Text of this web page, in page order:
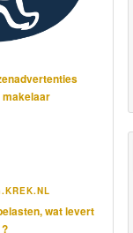
makelaar
wat levert